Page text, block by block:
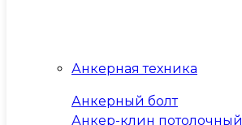
Анкерная техника
Анкерный болт
Анкер-клин потолочный